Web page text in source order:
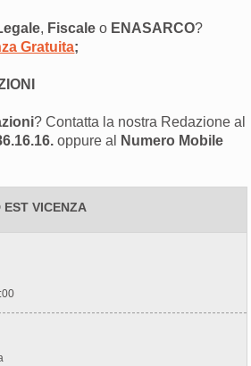
, Fiscale o ENASARCO?
Gratuita;
? Contatta la nostra Redazione al
oppure al
Numero Mobile
EST VICENZA